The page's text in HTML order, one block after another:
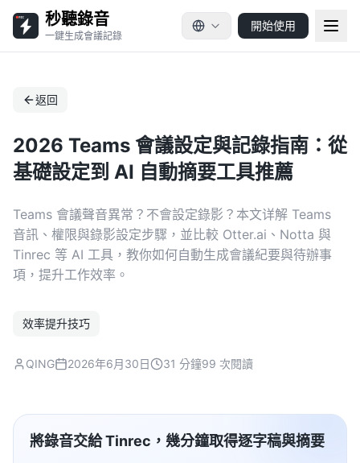
秒聽錄音
一鍵生成會議記錄
開始使用
返回
2026 Teams 會議設定與記錄指南：從
基礎設定到 AI 自動摘要工具推薦
Teams 會議聲音異常？不會設定錄影？本文详解 Teams
音訊、權限與錄影設定步驟，並比較 Otter.ai、Notta 與
Tinrec 等 AI 工具，教你如何自動生成會議紀要與待辦事
項，提升工作效率。
效率提升技巧
QING 2026年6月30日 31 分鐘99 次閱讀
將錄音交給 Tinrec，幾分鐘取得逐字稿與摘要